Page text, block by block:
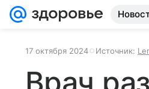
17 октября 2024 Источник: